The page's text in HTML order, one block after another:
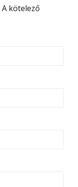
A kötelező